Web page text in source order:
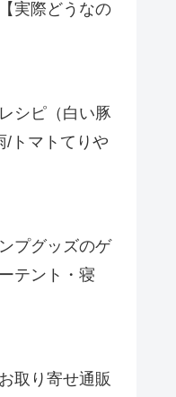
実際どうなの
シピ（白い豚
/トマトてりや
プグッズのゲ
テント・寝
取り寄せ通販